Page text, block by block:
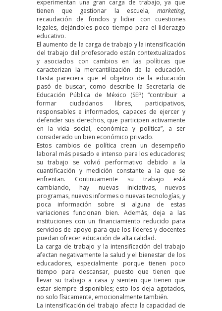
experimentan una gran carga de trabajo, ya que
tienen que gestionar la escuela, marketing,
recaudación de fondos y lidiar con cuestiones
legales, dejándoles poco tiempo para el liderazgo
educativo.
El aumento de la carga de trabajo y la intensificación
del trabajo del profesorado están contextualizados
y asociados con cambios en las políticas que
caracterizan la mercantilización de la educación.
Hasta pareciera que el objetivo de la educación
pasó de buscar, como describe la Secretaría de
Educación Pública de México (SEP) “contribuir a
formar ciudadanos libres, participativos,
responsables e informados, capaces de ejercer y
defender sus derechos, que participen activamente
en la vida social, económica y política”, a ser
considerado un bien económico privado.
Estos cambios de política crean un desempeño
laboral más pesado e intenso para los educadores;
su trabajo se volvió performativo debido a la
cuantificación y medición constante a la que se
enfrentan. Continuamente su trabajo está
cambiando, hay nuevas iniciativas, nuevos
programas, nuevos informes o nuevas tecnologías, y
poca información sobre si alguna de estas
variaciones funcionan bien. Además, deja a las
instituciones con un financiamiento reducido para
servicios de apoyo para que los líderes y docentes
puedan ofrecer educación de alta calidad.
La carga de trabajo y la intensificación del trabajo
afectan negativamente la salud y el bienestar de los
educadores, especialmente porque tienen poco
tiempo para descansar, puesto que tienen que
llevar su trabajo a casa y sienten que tienen que
estar siempre disponibles; esto los deja agotados,
no solo físicamente, emocionalmente también.
La intensificación del trabajo afecta la capacidad de